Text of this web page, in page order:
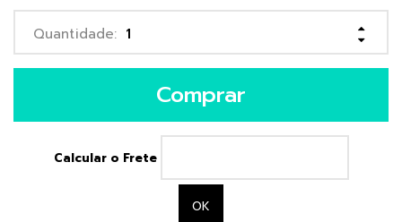
Comprar
Calcular o Frete